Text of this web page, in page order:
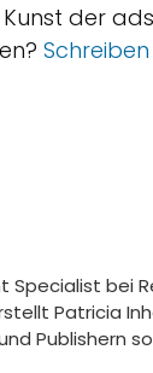
Kunst der
bei
Patricia
Publishern